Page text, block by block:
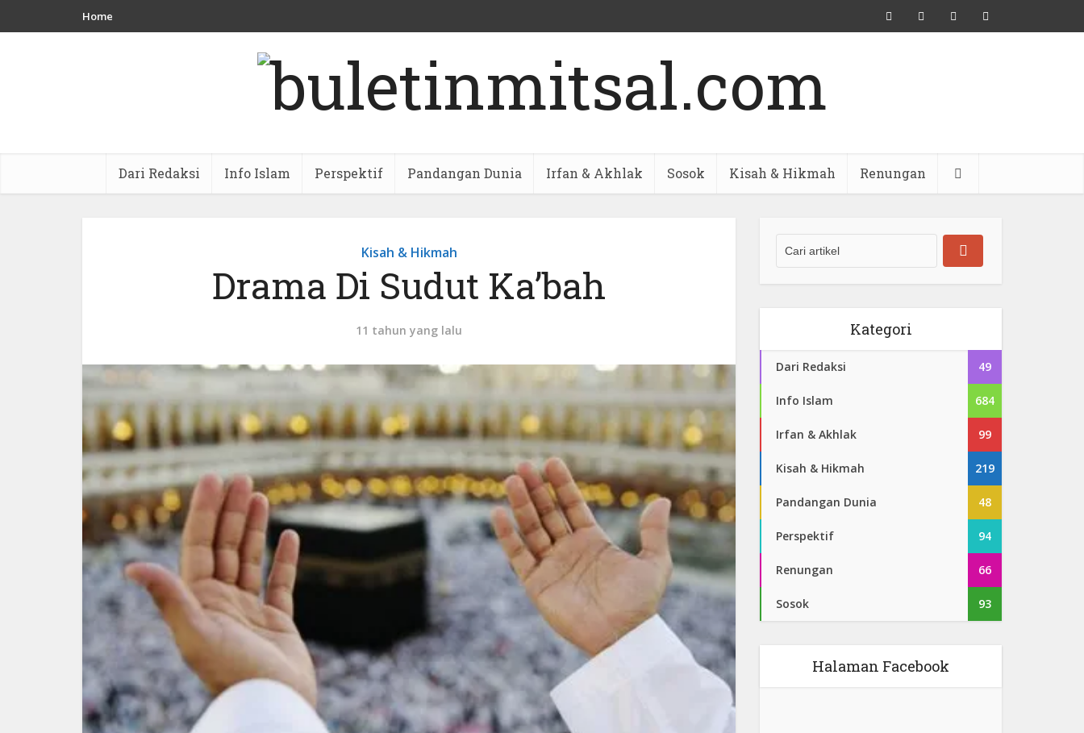
Home
Dari Redaksi Info Islam Perspektif Pandangan Dunia Irfan & Akhlak Sosok Kisah & Hikmah Renungan
Kisah & Hikmah
Drama Di Sudut Ka’bah
11 tahun yang lalu Kategori
Dari Redaksi 49
Info Islam 684
Irfan & Akhlak 99
Kisah & Hikmah 219
Pandangan Dunia 48
Perspektif 94
Renungan 66
Sosok 93
Halaman Facebook